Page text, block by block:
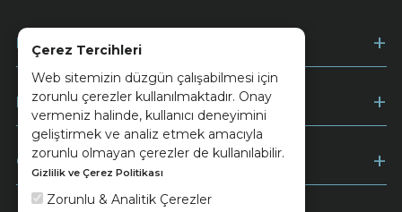
Çerez Tercihleri
Web sitemizin düzgün çalışabilmesi için
zorunlu çerezler kullanılmaktadır. Onay
vermeniz halinde, kullanıcı deneyimini
geliştirmek ve analiz etmek amacıyla
zorunlu olmayan çerezler de kullanılabilir.
Gizlilik ve Çerez Politikası
Zorunlu & Analitik Çerezler
Kurumsal
Müşteri Hizmetleri
Ödeme